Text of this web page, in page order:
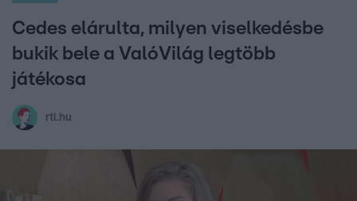
Cedes elárulta, milyen viselkedésbe
bukik bele a ValóVilág legtöbb
játékosa
rtl.hu